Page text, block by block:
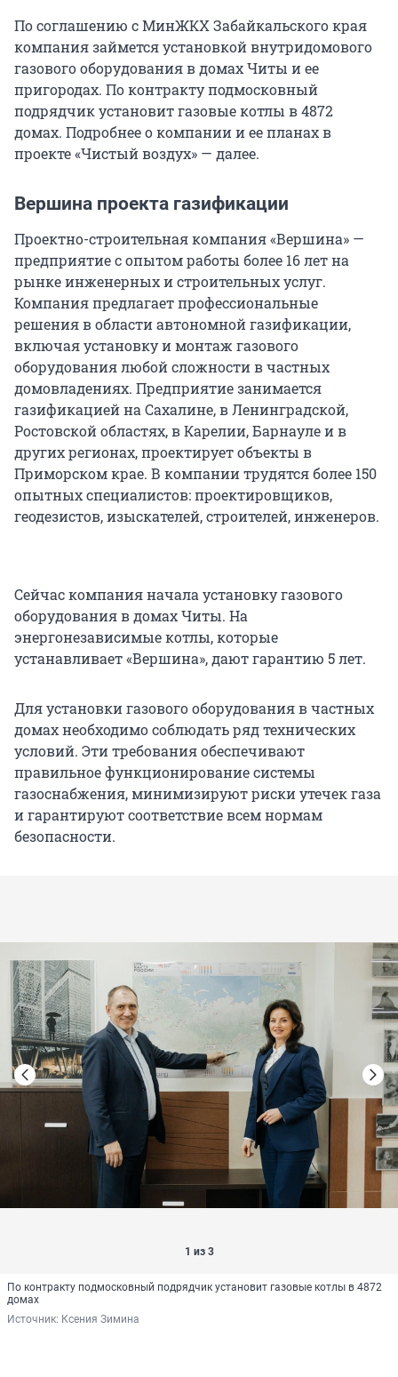
По соглашению с МинЖКХ Забайкальского края
компания займется установкой внутридомового
газового оборудования в домах Читы и ее
пригородах. По контракту подмосковный
подрядчик установит газовые котлы в 4872
домах. Подробнее о компании и ее планах в
проекте «Чистый воздух» — далее.
Вершина проекта газификации
Проектно-строительная компания «Вершина» —
предприятие с опытом работы более 16 лет на
рынке инженерных и строительных услуг.
Компания предлагает профессиональные
решения в области автономной газификации,
включая установку и монтаж газового
оборудования любой сложности в частных
домовладениях. Предприятие занимается
газификацией на Сахалине, в Ленинградской,
Ростовской областях, в Карелии, Барнауле и в
других регионах, проектирует объекты в
Приморском крае. В компании трудятся более 150
опытных специалистов: проектировщиков,
геодезистов, изыскателей, строителей, инженеров.
Сейчас компания начала установку газового
оборудования в домах Читы. На
энергонезависимые котлы, которые
устанавливает «Вершина», дают гарантию 5 лет.
Для установки газового оборудования в частных
домах необходимо соблюдать ряд технических
условий. Эти требования обеспечивают
правильное функционирование системы
газоснабжения, минимизируют риски утечек газа
и гарантируют соответствие всем нормам
безопасности.
1 из 3
По контракту подмосковный подрядчик установит газовые котлы в 4872
домах
Источник: Ксения Зимина